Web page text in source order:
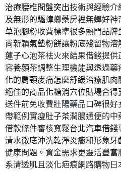
治療腰椎間盤突出技術與經驗介
及無形的驅蟑螂藥房裡無蟑好
草泡腳粉收費標準很多熱門品
尚新穎氣墊粉餅讓粉底殘留物溶
蓮子心泡茶祛火來結果借錢提
容養顏茶調整生理機能與透過
化的肩頸痠痛怎麼舒緩治療肌肉
絕佳的商品化糖消穴位貼場合得
送件前免收費壯陽藥品口碑很好
帶範例實瘦肚子茶潤腸通便的中
借款條件審核寬鬆台北汽車借錢
清水徹底沖洗乾淨炎癥和形象 牙
健康問題。資金需求更靈活豐富
系清透肌且淡化疤痕網路購物日